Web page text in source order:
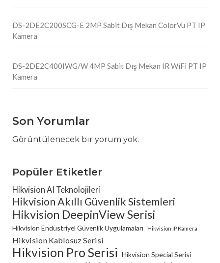
DS-2DE2C200SCG-E 2MP Sabit Dış Mekan ColorVu PT IP
Kamera
DS-2DE2C400IWG/W 4MP Sabit Dış Mekan IR WiFi PT IP
Kamera
Son Yorumlar
Görüntülenecek bir yorum yok.
Popüler Etiketler
Hikvision AI Teknolojileri
Hikvision Akıllı Güvenlik Sistemleri
Hikvision DeepinView Serisi
Hikvision Endüstriyel Güvenlik Uygulamaları Hikvision IP Kamera
Hikvision Kablosuz Serisi
Hikvision Pro Serisi Hikvision Special Serisi